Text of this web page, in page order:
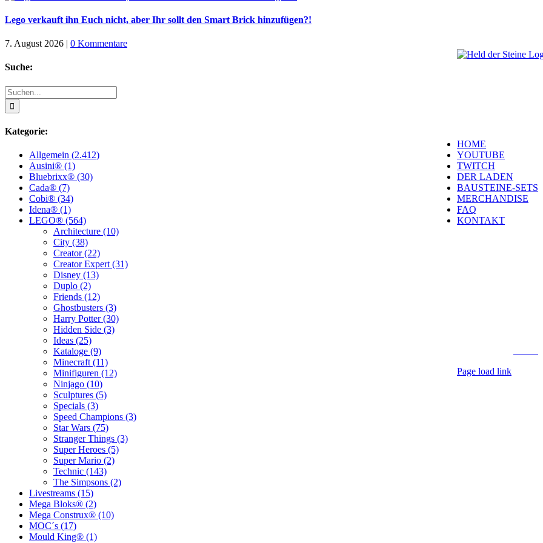
Lego verkauft ihn Euch nicht, aber Ihr sollt den Smart Brick hinzufügen?!
7. August 2026 | 0 Kommentare
Suche:
Suche
nach:
Kategorie:
Allgemein (2.412)
Ausini® (1)
Bluebrixx® (30)
Cada® (7)
Cobi® (34)
Idena® (1)
LEGO® (564)
Architecture (10)
City (38)
Creator (22)
Creator Expert (31)
Disney (13)
Duplo (2)
Friends (12)
Ghostbusters (3)
Harry Potter (30)
Hidden Side (3)
Ideas (25)
Kataloge (9)
Minecraft (11)
Minifiguren (12)
Ninjago (10)
Sculptures (5)
Specials (3)
Speed Champions (3)
Star Wars (75)
Stranger Things (3)
Super Heroes (5)
Super Mario (2)
Technic (143)
The Simpsons (2)
Livestreams (15)
Mega Bloks® (2)
Mega Construx® (10)
MOC´s (17)
Mould King® (1)
HOME
YOUTUBE
TWITCH
DER LADEN
BAUSTEINE-SETS
MERCHANDISE
FAQ
KONTAKT
Page load link